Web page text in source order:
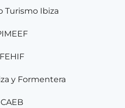
Turismo Ibiza
FEHIF
y Formentera
CAEB